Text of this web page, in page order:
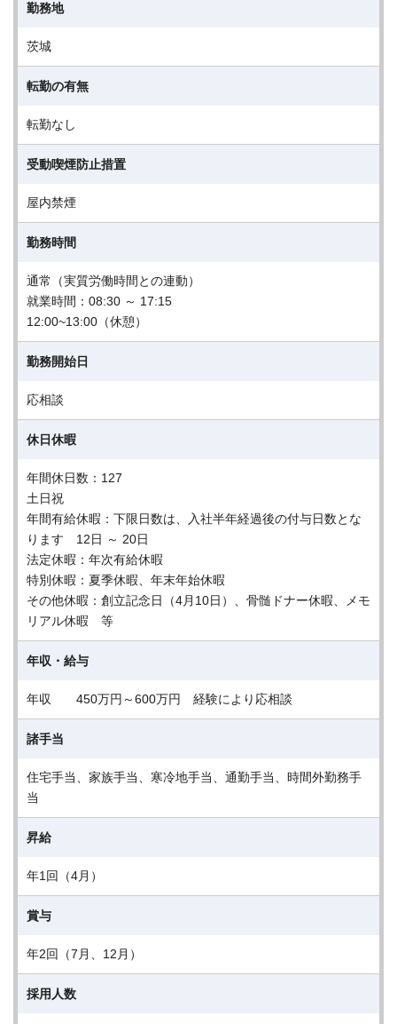
勤務地
茨城
転勤の有無
転勤なし
受動喫煙防止措置
屋内禁煙
勤務時間
通常（実質労働時間との連動）
就業時間：08:30 ～ 17:15
12:00~13:00（休憩）
勤務開始日
応相談
休日休暇
年間休日数：127
土日祝
年間有給休暇：下限日数は、入社半年経過後の付与日数とな
ります 12日 ～ 20日
法定休暇：年次有給休暇
特別休暇：夏季休暇、年末年始休暇
その他休暇：創立記念日（4月10日）、骨髄ドナー休暇、メモ
リアル休暇 等
年収・給与
年収 450万円～600万円 経験により応相談
諸手当
住宅手当、家族手当、寒冷地手当、通勤手当、時間外勤務手
当
昇給
年1回（4月）
賞与
年2回（7月、12月）
採用人数